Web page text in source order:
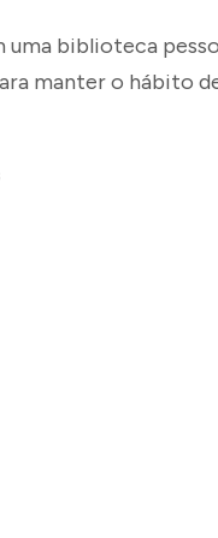
biblioteca
manter o hábito